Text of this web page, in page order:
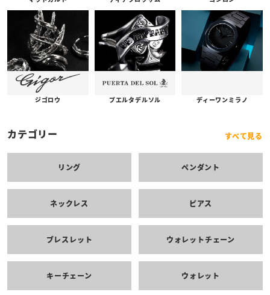
ジゴロウ プエルタデルソル ディーワンミラノ
カテゴリー すべて見る
リング ペンダント
ネックレス ピアス
ブレスレット ウォレットチェーン
キーチェーン ウォレット